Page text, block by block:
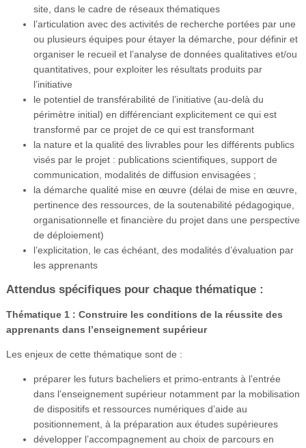
site, dans le cadre de réseaux thématiques
l’articulation avec des activités de recherche portées par une
ou plusieurs équipes pour étayer la démarche, pour définir et
organiser le recueil et l’analyse de données qualitatives et/ou
quantitatives, pour exploiter les résultats produits par
l’initiative
le potentiel de transférabilité de l’initiative (au-delà du
périmètre initial) en différenciant explicitement ce qui est
transformé par ce projet de ce qui est transformant
la nature et la qualité des livrables pour les différents publics
visés par le projet : publications scientifiques, support de
communication, modalités de diffusion envisagées ;
la démarche qualité mise en œuvre (délai de mise en œuvre,
pertinence des ressources, de la soutenabilité pédagogique,
organisationnelle et financière du projet dans une perspective
de déploiement)
l’explicitation, le cas échéant, des modalités d’évaluation par
les apprenants
Attendus spécifiques pour chaque thématique :
Thématique 1 : Construire les conditions de la réussite des
apprenants dans l’enseignement supérieur
Les enjeux de cette thématique sont de :
préparer les futurs bacheliers et primo-entrants à l’entrée
dans l’enseignement supérieur notamment par la mobilisation
de dispositifs et ressources numériques d’aide au
positionnement, à la préparation aux études supérieures
développer l’accompagnement au choix de parcours en